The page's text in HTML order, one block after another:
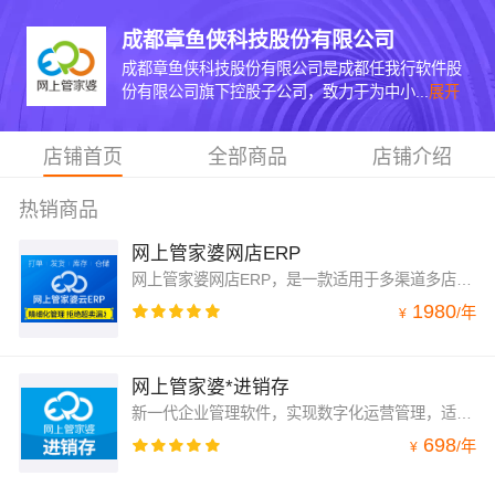
成都章鱼侠科技股份有限公司
成都章鱼侠科技股份有限公司是成都任我行软件股
份有限公司旗下控股子公司，致力于为中小... 展开
店铺首页 全部商品 店铺介绍
热销商品
网上管家婆网店ERP
网上管家婆网店ERP，是一款适用于多渠道多店铺电商ERP管理系统，包含商品、采销、分销管理，库存同步、打单发货、财务管理等功能
¥ 1980/年
网上管家婆*进销存
新一代企业管理软件，实现数字化运营管理，适用于有批发零售、库存、财务等管理需求的中小微企业
¥ 698/年